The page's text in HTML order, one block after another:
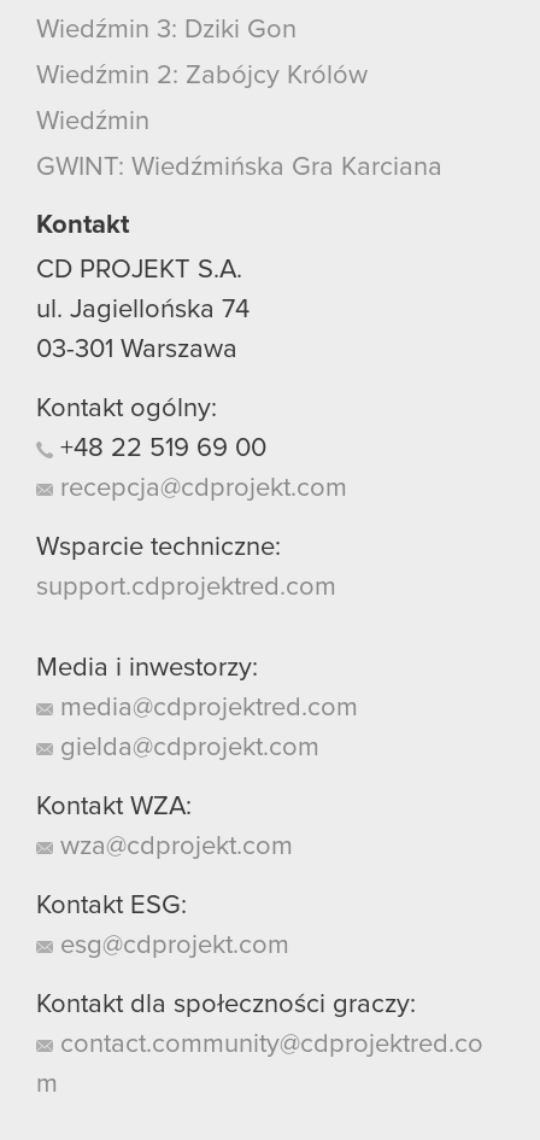
Wiedźmin 3: Dziki Gon
Wiedźmin 2: Zabójcy Królów
Wiedźmin
GWINT: Wiedźmińska Gra Karciana
Kontakt
CD PROJEKT S.A.
ul. Jagiellońska 74
03-301 Warszawa
Kontakt ogólny:
+48 22 519 69 00
recepcja@cdprojekt.com
Wsparcie techniczne:
support.cdprojektred.com
Media i inwestorzy:
media@cdprojektred.com
gielda@cdprojekt.com
Kontakt WZA:
wza@cdprojekt.com
Kontakt ESG:
esg@cdprojekt.com
Kontakt dla społeczności graczy:
contact.community@cdprojektred.co
m